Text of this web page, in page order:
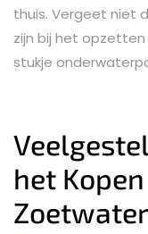
thuis. Vergeet niet
zijn bij het
stukje
het